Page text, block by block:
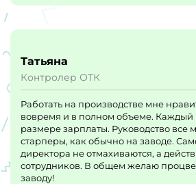
Татьяна
Контролер ОТК
Работать на производстве мне
вовремя и в полном объеме. Каждый
размере зарплаты. Руководство все
старперы, как обычно на заводе.
директора не отмахиваются, а
сотрудников. В общем желаю
заводу!